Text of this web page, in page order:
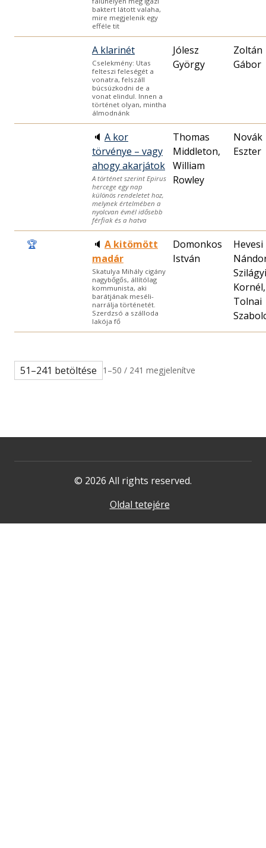
baktert látott valaha,
mire megjelenik egy
efféle tit
A klarinét
Cselekmény: Utas
felteszi feleségét a
vonatra, felszáll
búcsúzkodni de a
vonat elindul. Innen a
történet olyan, mintha
álmodnánk
Jólesz
György
Zoltán
Gábor
🔈 A kor
törvénye – vagy
ahogy akarjátok
A történet szerint Epirus
hercege egy nap
különös rendeletet hoz,
melynek értelmében a
nyolcvan évnél idősebb
férfiak és a hatva
Thomas
Middleton,
William
Rowley
Novák
Eszter
🏆 🔈 A kitömött
madár
Skatulya Mihály cigány
nagybőgős, állítólag
kommunista, aki
barátjának meséli-
narrálja történetét.
Szerdzsó a szálloda
lakója fő
Domonkos
István
Hevesi
Szilágyi
Kornél,
Tolnai
51–241 betöltése 1–50 / 241 megjelenítve
© 2026 All rights reserved.
Oldal tetejére